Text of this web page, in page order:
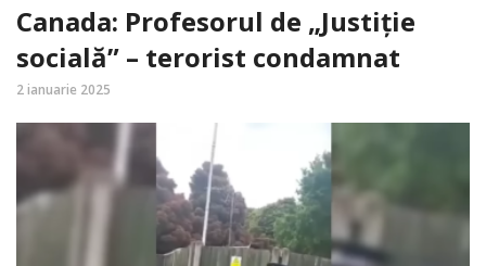
Canada: Profesorul de „Justiție
socială” – terorist condamnat
2 ianuarie 2025